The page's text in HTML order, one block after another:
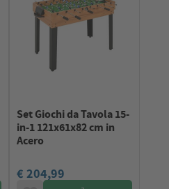
Set Giochi da Tavola 15-
in-1 121x61x82 cm in
Acero
€ 204,99